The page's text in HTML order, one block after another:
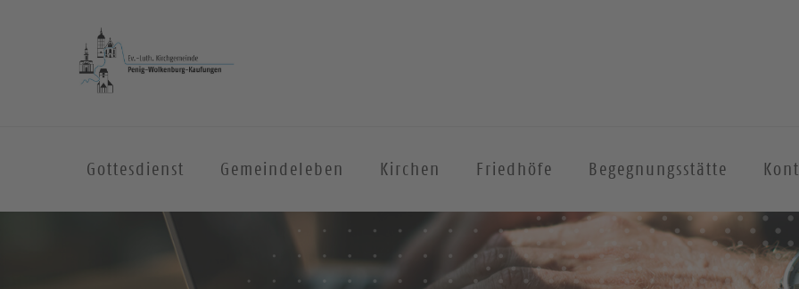
Gottesdienst Gemeindeleben Kirchen Friedhöfe Begegnungsstätte